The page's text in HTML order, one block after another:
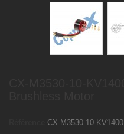
CX-M3530-10-KV1400